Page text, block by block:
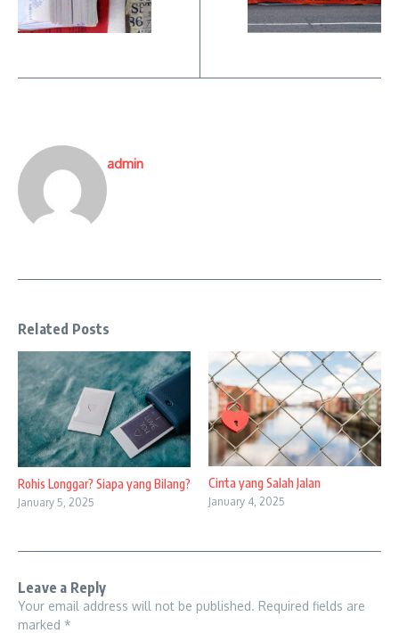
admin
Related Posts
Rohis Longgar? Siapa yang Bilang?
January 5, 2025
Cinta yang Salah Jalan
January 4, 2025
Leave a Reply
Your email address will not be published. Required fields are
marked *